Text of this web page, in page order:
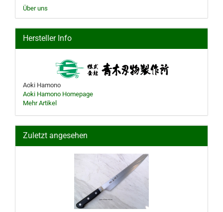
Über uns
Hersteller Info
Aoki Hamono
Aoki Hamono Homepage
Mehr Artikel
Zuletzt angesehen